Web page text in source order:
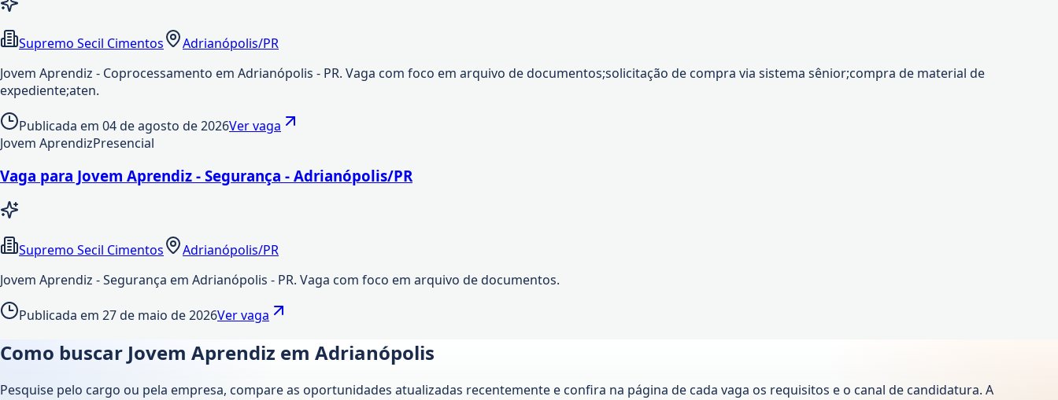
Supremo Secil Cimentos
Adrianópolis/PR
Jovem Aprendiz - Coprocessamento em Adrianópolis - PR. Vaga com foco em arquivo de documentos;solicitação de compra via sistema sênior;compra de material de
expediente;aten.
Publicada em 04 de agosto de 2026Ver vaga
Jovem AprendizPresencial
Vaga para Jovem Aprendiz - Segurança - Adrianópolis/PR
Supremo Secil Cimentos
Adrianópolis/PR
Jovem Aprendiz - Segurança em Adrianópolis - PR. Vaga com foco em arquivo de documentos.
Publicada em 27 de maio de 2026Ver vaga
Como buscar Jovem Aprendiz em Adrianópolis
Pesquise pelo cargo ou pela empresa, compare as oportunidades atualizadas recentemente e confira na página de cada vaga os requisitos e o canal de candidatura. A